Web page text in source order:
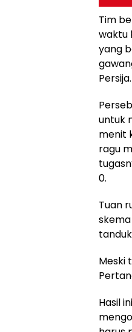
Tim
waktu
yang
Persija.
untuk
menit
ragu
0.
Tuan
Meski
Hasil